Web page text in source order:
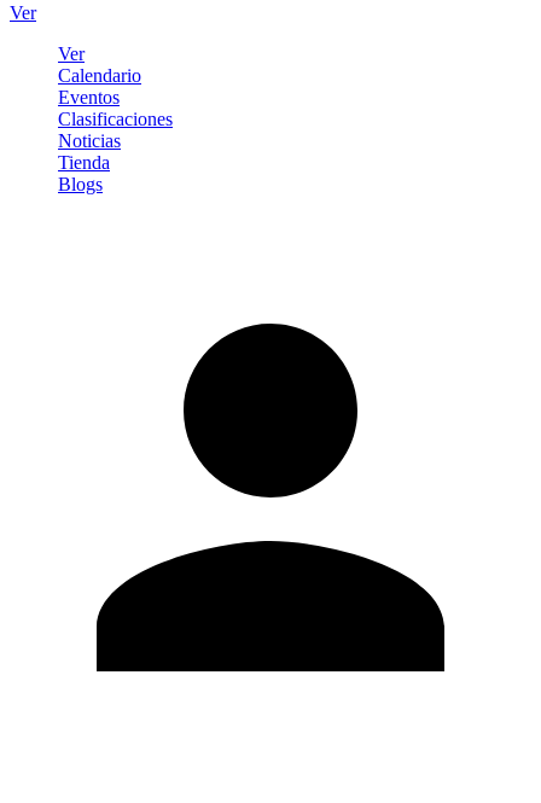
Ver
Ver
Calendario
Eventos
Clasificaciones
Noticias
Tienda
Blogs